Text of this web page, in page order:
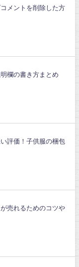
メントを削除した方
欄の書き方まとめ
評価！子供服の梱包
売れるためのコツや